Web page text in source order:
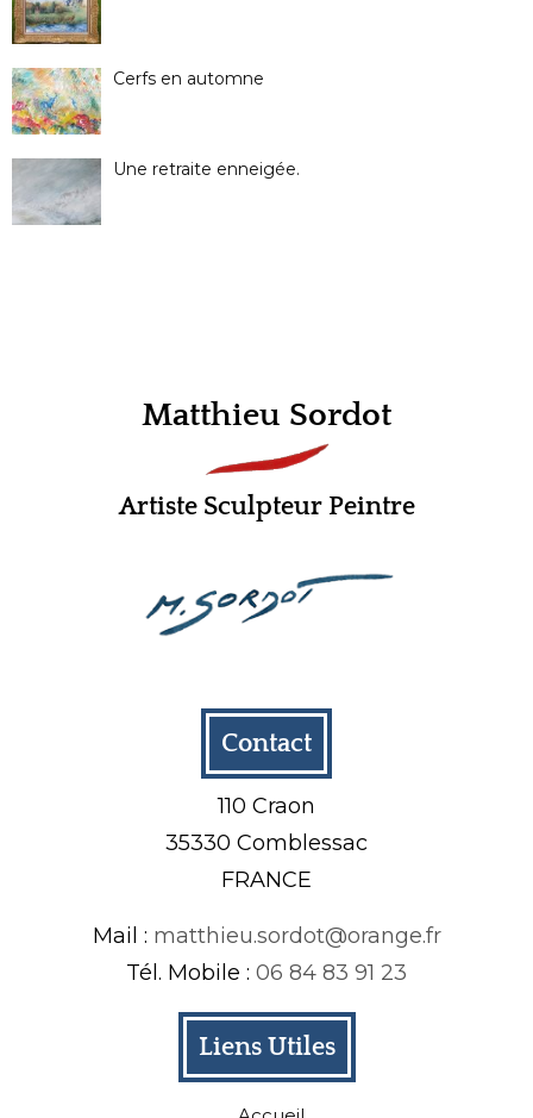
Cerfs en automne
Une retraite enneigée.
Matthieu Sordot
Artiste Sculpteur Peintre
Contact
110 Craon
35330 Comblessac
FRANCE
Mail : matthieu.sordot@orange.fr
Tél. Mobile : 06 84 83 91 23
Liens Utiles